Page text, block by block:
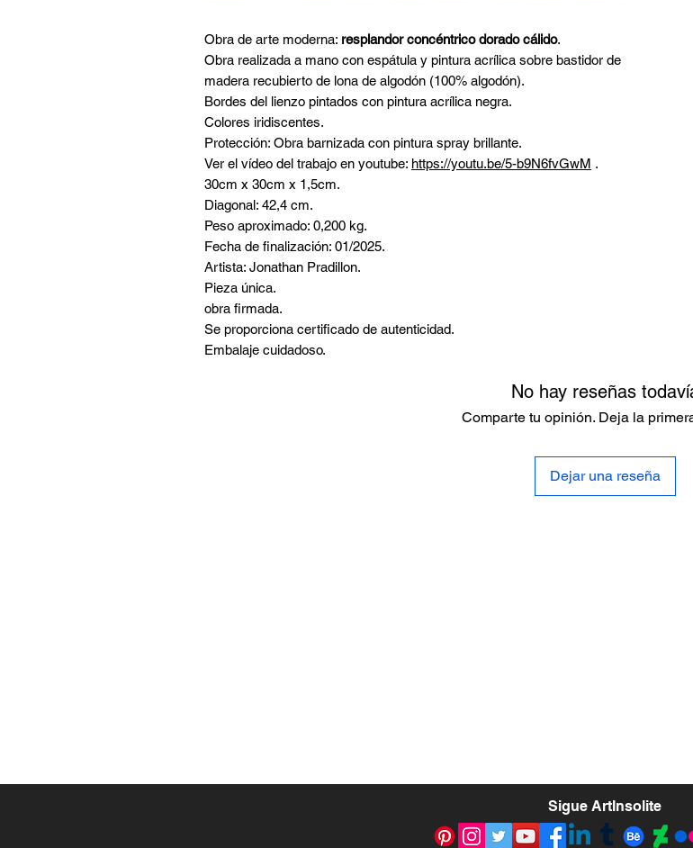
Obra de arte moderna: resplandor concéntrico dorado cálido.
Obra realizada a mano con espátula y pintura acrílica sobre bastidor de
madera recubierto de lona de algodón (100% algodón).
Bordes del lienzo pintados con pintura acrílica negra.
Colores iridiscentes.
Protección: Obra barnizada con pintura spray brillante.
Ver el vídeo del trabajo en youtube: https://youtu.be/5-b9N6fvGwM .
30cm x 30cm x 1,5cm.
Diagonal: 42,4 cm.
Peso aproximado: 0,200 kg.
Fecha de finalización: 01/2025.
Artista: Jonathan Pradillon.
Pieza única.
obra firmada.
Se proporciona certificado de autenticidad.
Embalaje cuidadoso.
No hay reseñas
Comparte tu opinión. Deja la
Dejar una reseña
​Sigue ArtInsolite